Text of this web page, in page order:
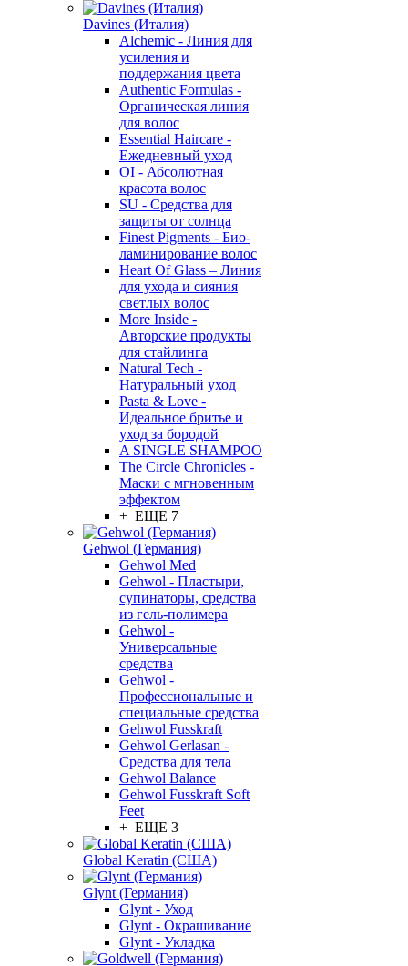
Davines (Италия)
Alchemic - Линия для
усиления и
поддержания цвета
Authentic Formulas -
Органическая линия
для волос
Essential Haircare -
Eжедневный уход
OI - Абсолютная
красота волос
SU - Средства для
защиты от солнца
Finest Pigments - Био-
ламинирование волос
Heart Of Glass – Линия
для ухода и сияния
светлых волос
More Inside -
Авторские продукты
для стайлинга
Natural Tech -
Натуральный уход
Pasta & Love -
Идеальное бритье и
уход за бородой
A SINGLE SHAMPOO
The Circle Chronicles -
Маски с мгновенным
эффектом
+ ЕЩЕ 7
Gehwol (Германия)
Gehwol Med
Gehwol - Пластыри,
супинаторы, средства
из гель-полимера
Gehwol -
Универсальные
средства
Gehwol -
Профессиональные и
специальные средства
Gehwol Fusskraft
Gehwol Gerlasan -
Средства для тела
Gehwol Balance
Gehwol Fusskraft Soft
Feet
+ ЕЩЕ 3
Global Keratin (США)
Glynt (Германия)
Glynt - Уход
Glynt - Окрашивание
Glynt - Укладка